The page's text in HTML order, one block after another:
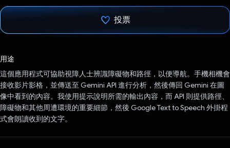
投票
用途
這個應用程式可協助視障人士辨識障礙物和路徑，以便導航。手機相機會
接收影片影格，並傳送至 Gemini API 進行分析，然後傳回 Gemini 在圖
像中看到的內容。我使用提示說明所需的輸出內容，而 API 則提供路徑、
障礙物和其他周遭環境的重要細節，然後 Google Text to Speech 外掛程
式會朗讀收到的文字。